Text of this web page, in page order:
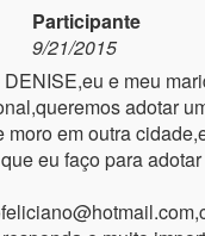
Participante
9/21/2015
e meu
adotar
moro em outra
eu faço para